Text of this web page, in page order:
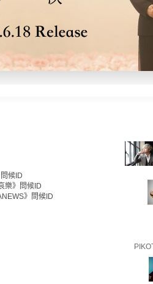
候ID
樂》問候ID
》問候ID